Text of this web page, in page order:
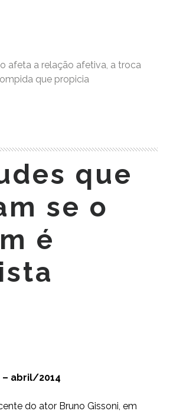
afeta a relação afetiva, a troca
que propicia
que
se o
é
– abril/2014
do ator Bruno Gissoni, em